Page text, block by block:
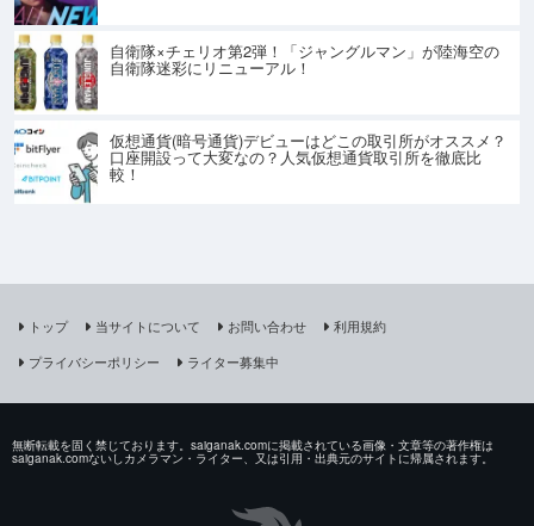
自衛隊×チェリオ第2弾！「ジャングルマン」が陸海空の
自衛隊迷彩にリニューアル！
仮想通貨(暗号通貨)デビューはどこの取引所がオススメ？
口座開設って大変なの？人気仮想通貨取引所を徹底比
較！
トップ 当サイトについて お問い合わせ
利用規約
プライバシーポリシー
ライター募集中
無断転載を固く禁じております。saiganak.comに掲載されている画像・文章等の著作権は
saiganak.comないしカメラマン・ライター、又は引用・出典元のサイトに帰属されます。